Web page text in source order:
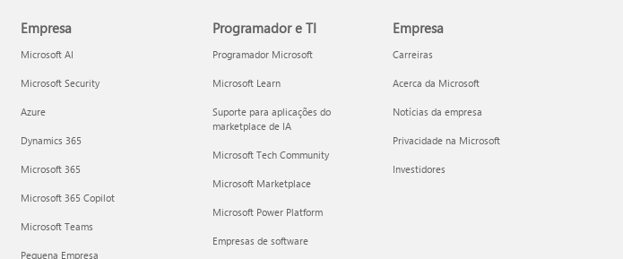
Empresa
Microsoft AI
Microsoft Security
Azure
Dynamics 365
Microsoft 365
Microsoft 365 Copilot
Microsoft Teams
Pequena Empresa
Programador e TI
Programador Microsoft
Microsoft Learn
Suporte para aplicações do
marketplace de IA
Microsoft Tech Community
Microsoft Marketplace
Microsoft Power Platform
Empresas de software
Empresa
Carreiras
Acerca da Microsoft
Notícias da empresa
Privacidade na Microsoft
Investidores